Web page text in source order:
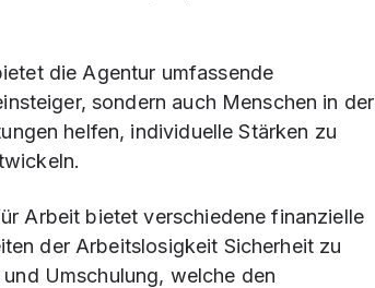
die Agentur umfassende
sondern auch Menschen in der
helfen, individuelle Stärken zu
Arbeit bietet verschiedene finanzielle
der Arbeitslosigkeit Sicherheit zu
Umschulung, welche den